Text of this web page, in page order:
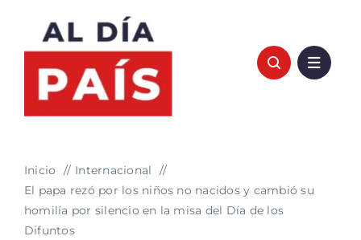
contenido
Inicio
Internacional
El papa rezó por los niños no nacidos y cambió su
homilía por silencio en la misa del Día de los
Difuntos